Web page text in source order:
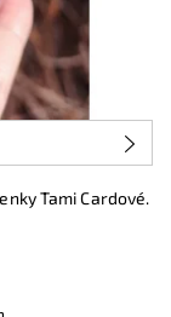
Tami Cardové.